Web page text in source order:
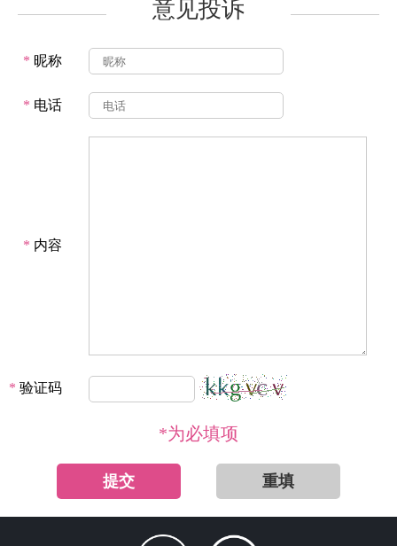
意见投诉
* 昵称
* 电话
* 内容
* 验证码
*为必填项